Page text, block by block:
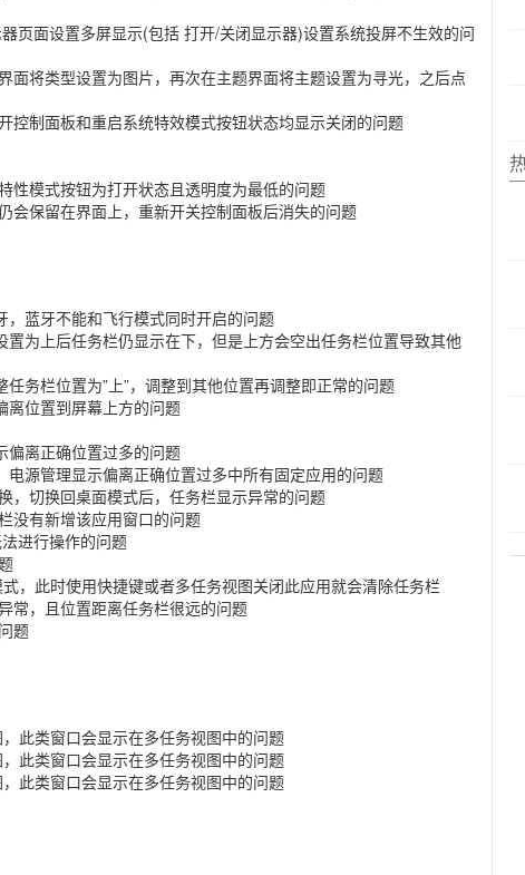
页面设置多屏显示(包括 打开/关闭显示器)设置系统投屏不生效的问
面将类型设置为图片，再次在主题界面将主题设置为寻光，之后点
控制面板和重启系统特效模式按钮状态均显示关闭的问题
性模式按钮为打开状态且透明度为最低的问题
会保留在界面上，重新开关控制面板后消失的问题
，蓝牙不能和飞行模式同时开启的问题
置为上后任务栏仍显示在下，但是上方会空出任务栏位置导致其他
务栏位置为”上”，调整到其他位置再调整即正常的问题
离位置到屏幕上方的问题
偏离正确位置过多的问题
电源管理显示偏离正确位置过多中所有固定应用的问题
，切换回桌面模式后，任务栏显示异常的问题
没有新增该应用窗口的问题
进行操作的问题
，此时使用快捷键或者多任务视图关闭此应用就会清除任务栏
常，且位置距离任务栏很远的问题
题
此类窗口会显示在多任务视图中的问题
此类窗口会显示在多任务视图中的问题
此类窗口会显示在多任务视图中的问题